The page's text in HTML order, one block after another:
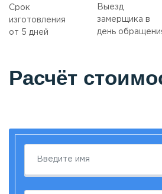
Срок
изготовления
от 5 дней
Выезд
замерщика в
день
Расчёт